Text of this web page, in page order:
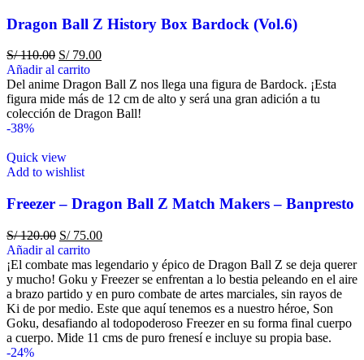
Dragon Ball Z History Box Bardock (Vol.6)
S/110.00 S/79.00
Añadir al carrito
Del anime Dragon Ball Z nos llega una figura de Bardock. ¡Esta
figura mide más de 12 cm de alto y será una gran adición a tu
colección de Dragon Ball!
-38%
Quick view
Add to wishlist
Freezer – Dragon Ball Z Match Makers – Banpresto
S/120.00 S/75.00
Añadir al carrito
¡El combate mas legendario y épico de Dragon Ball Z se deja querer
y mucho! Goku y Freezer se enfrentan a lo bestia peleando en el aire
a brazo partido y en puro combate de artes marciales, sin rayos de
Ki de por medio. Este que aquí tenemos es a nuestro héroe, Son
Goku, desafiando al todopoderoso Freezer en su forma final cuerpo
a cuerpo. Mide 11 cms de puro frenesí e incluye su propia base.
-24%